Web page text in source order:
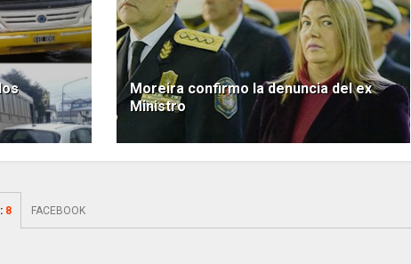
Moreira confirmo la denuncia del ex
Ministro
: 8 FACEBOOK